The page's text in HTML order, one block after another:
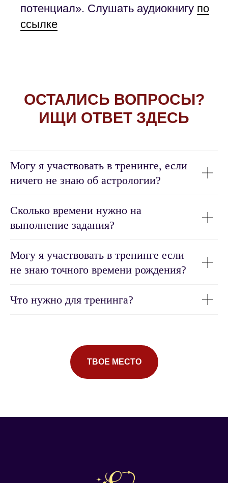
потенциал». Слушать аудиокнигу по
ссылке
ОСТАЛИСЬ ВОПРОСЫ?
ИЩИ ОТВЕТ ЗДЕСЬ
Могу я участвовать в тренинге, если
ничего не знаю об астрологии?
Сколько времени нужно на
выполнение задания?
Могу я участвовать в тренинге если
не знаю точного времени рождения?
Что нужно для тренинга?
ТВОЕ МЕСТО